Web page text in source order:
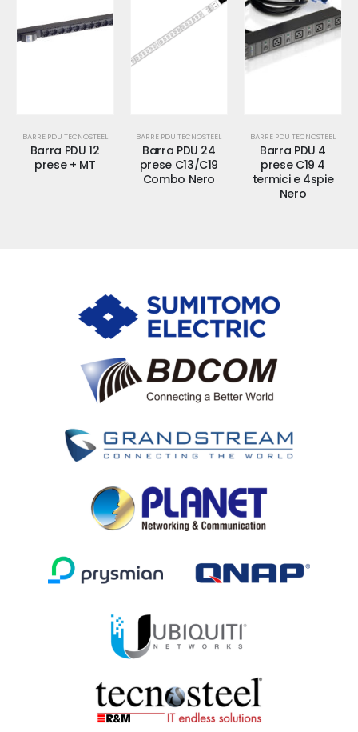
BARRE PDU TECNOSTEEL
Barra PDU 12
prese + MT
BARRE PDU TECNOSTEEL
Barra PDU 24
prese C13/C19
Combo Nero
BARRE PDU TECNOSTEEL
Barra PDU 4
prese C19 4
termici e 4spie
Nero